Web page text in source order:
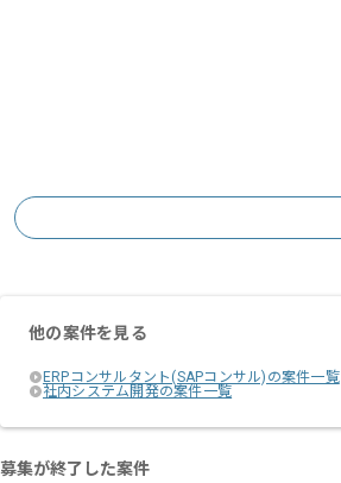
他の案件を見る
ERPコンサルタント(SAPコンサル)の案件一覧
社内システム開発の案件一覧
募集が終了した案件